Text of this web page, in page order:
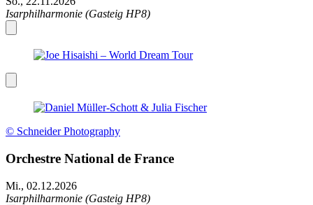
Isarphilharmonie (Gasteig HP8)
© Schneider Photography
Orchestre National de France
Mi., 02.12.2026
Isarphilharmonie (Gasteig HP8)